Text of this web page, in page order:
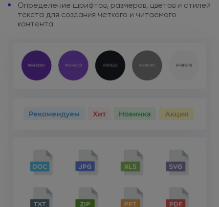
Определение шрифтов, размеров, цветов и стилей
текста для создания четкого и читаемого
контента